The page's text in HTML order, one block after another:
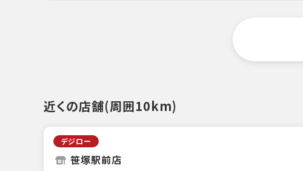
近くの店舗(周囲10km)
デジロー
笹塚駅前店